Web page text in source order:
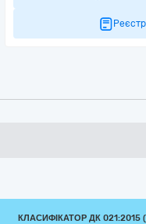
КЛАСИФІКАТОР ДК 021:2015